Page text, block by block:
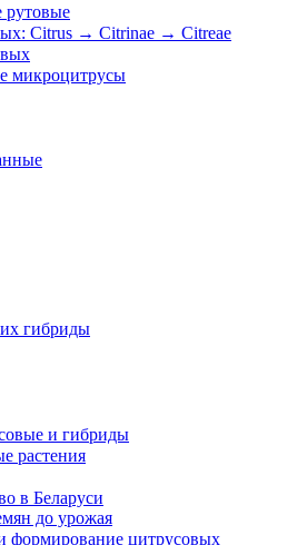
рутовые
Citrus → Citrinae → Citreae
микроцитрусы
гибриды
и гибриды
растения
в Беларуси
до урожая
цитрусовых